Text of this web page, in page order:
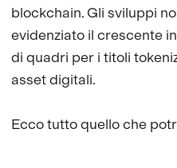
blockchain. Gli sviluppi
evidenziato il crescente
di quadri per i titoli
asset digitali.
Ecco tutto quello che